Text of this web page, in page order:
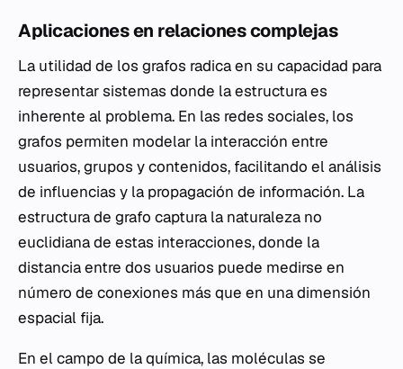
Aplicaciones en relaciones complejas
La utilidad de los grafos radica en su capacidad para
representar sistemas donde la estructura es
inherente al problema. En las redes sociales, los
grafos permiten modelar la interacción entre
usuarios, grupos y contenidos, facilitando el análisis
de influencias y la propagación de información. La
estructura de grafo captura la naturaleza no
euclidiana de estas interacciones, donde la
distancia entre dos usuarios puede medirse en
número de conexiones más que en una dimensión
espacial fija.
En el campo de la química, las moléculas se